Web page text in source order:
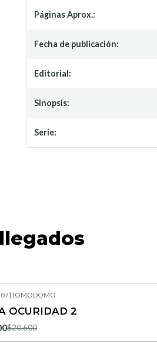
Páginas Aprox.:
Fecha de publicación:
Editorial:
Sinopsis:
Serie:
|TOMODOMO
OCURIDAD 2
$20.600